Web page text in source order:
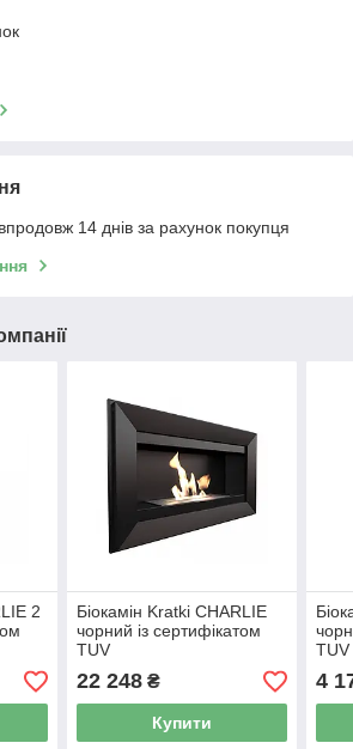
14 днів за рахунок покупця
2
Біокамін Kratki CHARLIE
чорний із сертифікатом
TUV
22 248₴
Купити
TUV
4